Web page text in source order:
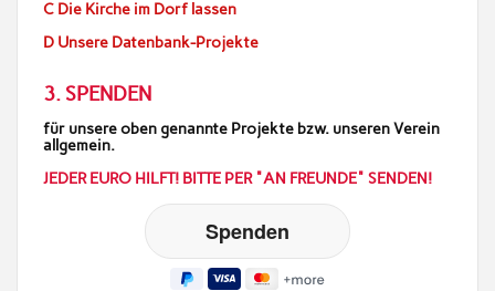
C Die Kirche im Dorf lassen
D Unsere Datenbank-Projekte
3. SPENDEN
für unsere oben genannte Projekte bzw. unseren Verein
allgemein.
JEDER EURO HILFT! BITTE PER "AN FREUNDE" SENDEN!